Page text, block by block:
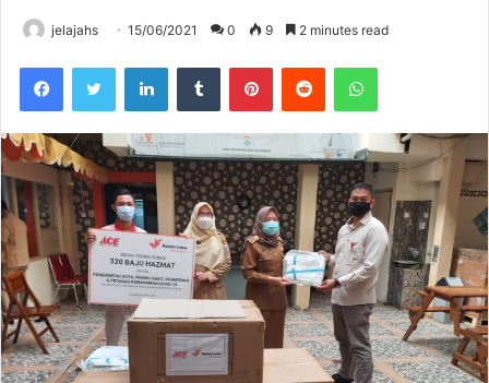
jelajahs 15/06/2021 0 9 2 minutes read